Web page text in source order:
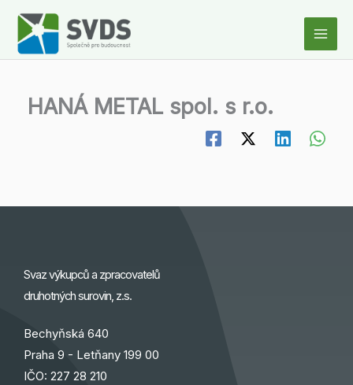
obsah
HANÁ METAL spol. s r.o.
Svaz výkupců a zpracovatelů
druhotných surovin, z.s.
Bechyňská 640
Praha 9 - Letňany 199 00
IČO: 227 28 210